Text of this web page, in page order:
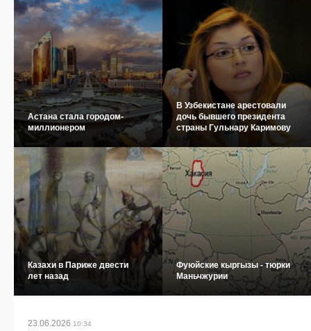
Астана стала городом-
миллионером
В Узбекистане арестовали
дочь бывшего президента
страны Гульнару Каримову
Казахи в Париже двести
лет назад
Фуюйские кыргызы - тюрки
Маньчжурии
23.06.2026 10:34